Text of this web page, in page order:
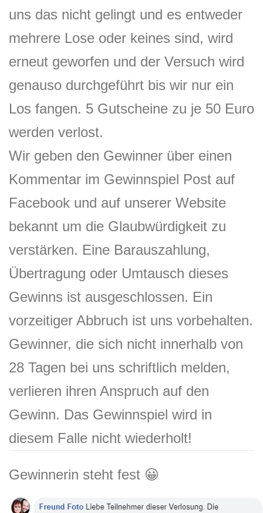
uns das nicht gelingt und es entweder
mehrere Lose oder keines sind, wird
erneut geworfen und der Versuch wird
genauso durchgeführt bis wir nur ein
Los fangen. 5 Gutscheine zu je 50 Euro
werden verlost.
Wir geben den Gewinner über einen
Kommentar im Gewinnspiel Post auf
Facebook und auf unserer Website
bekannt um die Glaubwürdigkeit zu
verstärken. Eine Barauszahlung,
Übertragung oder Umtausch dieses
Gewinns ist ausgeschlossen. Ein
vorzeitiger Abbruch ist uns vorbehalten.
Gewinner, die sich nicht innerhalb von
28 Tagen bei uns schriftlich melden,
verlieren ihren Anspruch auf den
Gewinn. Das Gewinnspiel wird in
diesem Falle nicht wiederholt!
Gewinnerin steht fest 😀